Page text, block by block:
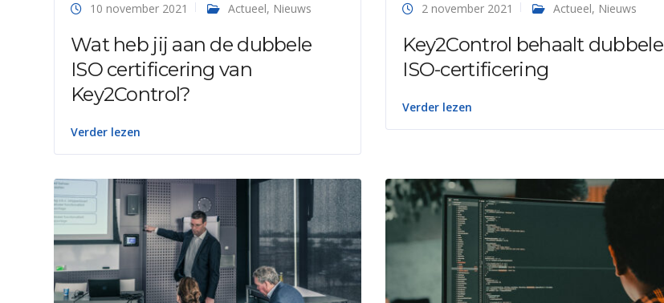
10 november 2021 Actueel, Nieuws
Wat heb jij aan de dubbele
ISO certificering van
Key2Control?
Verder lezen
2 november 2021 Actueel, Nieuws
Key2Control behaalt dubbele
ISO-certificering
Verder lezen